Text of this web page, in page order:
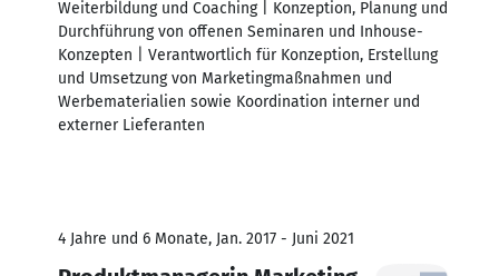
Weiterbildung und Coaching | Konzeption, Planung und
Durchführung von offenen Seminaren und Inhouse-
Konzepten | Verantwortlich für Konzeption, Erstellung
und Umsetzung von Marketingmaßnahmen und
Werbematerialien sowie Koordination interner und
externer Lieferanten
4 Jahre und 6 Monate, Jan. 2017 - Juni 2021